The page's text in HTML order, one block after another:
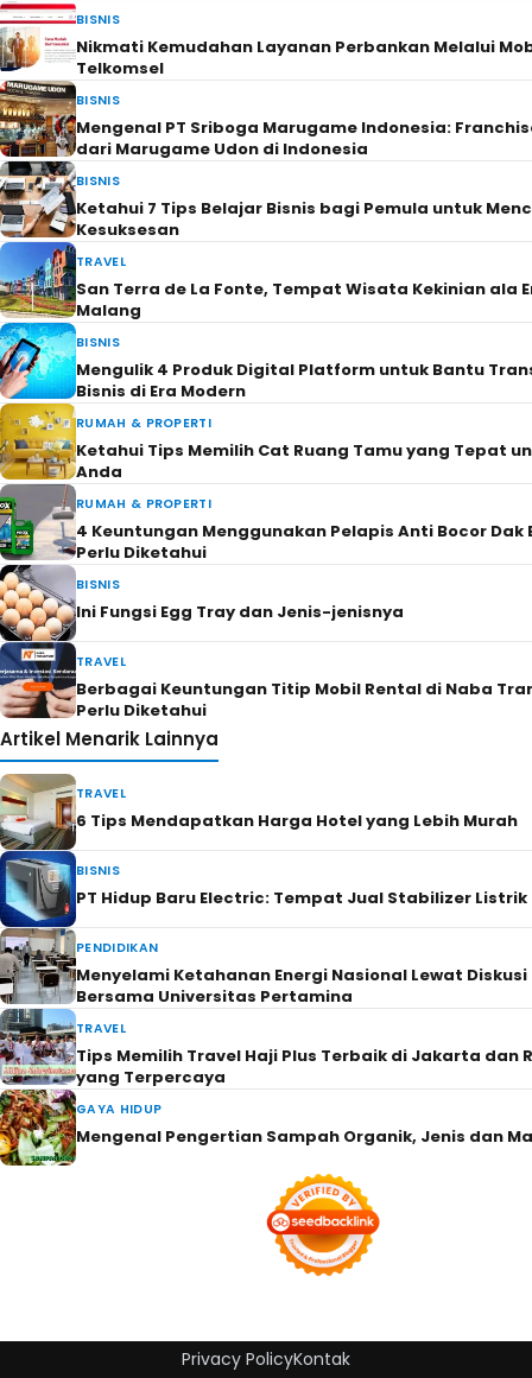
BISNIS
Nikmati Kemudahan Layanan Perbankan Melalui
Telkomsel
BISNIS
Mengenal PT Sriboga Marugame Indonesia:
dari Marugame Udon di Indonesia
BISNIS
Ketahui 7 Tips Belajar Bisnis bagi Pemula untuk
Kesuksesan
TRAVEL
San Terra de La Fonte, Tempat Wisata Kekinian ala
Malang
BISNIS
Mengulik 4 Produk Digital Platform untuk Bantu
Bisnis di Era Modern
RUMAH & PROPERTI
Ketahui Tips Memilih Cat Ruang Tamu yang Tepat
Anda
RUMAH & PROPERTI
4 Keuntungan Menggunakan Pelapis Anti Bocor Dak
Perlu Diketahui
BISNIS
Ini Fungsi Egg Tray dan Jenis-jenisnya
TRAVEL
Berbagai Keuntungan Titip Mobil Rental di Naba
Perlu Diketahui
Artikel Menarik Lainnya
TRAVEL
6 Tips Mendapatkan Harga Hotel yang Lebih Murah
BISNIS
PT Hidup Baru Electric: Tempat Jual Stabilizer
PENDIDIKAN
Menyelami Ketahanan Energi Nasional Lewat
Bersama Universitas Pertamina
TRAVEL
Tips Memilih Travel Haji Plus Terbaik di Jakarta dan
yang Terpercaya
GAYA HIDUP
Mengenal Pengertian Sampah Organik, Jenis dan
Privacy PolicyKontak